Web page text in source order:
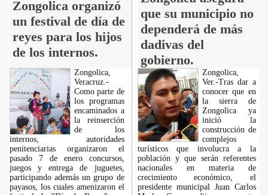
Zongolica organizó
un festival de día de
reyes para los hijos
de los internos.
que su municipio no
dependerá de más
dadivas del
gobierno.
Zongolica,
Veracruz.-
Como parte de
los programas
encaminados a
la reinserción
de los
internos, autoridades
penitenciarias organizaron el
pasado 7 de enero concursos,
juegos y entrega de juguetes,
participando además un grupo de
payasos, los cuales amenizaron el
Zongolica,
Ver.-Tras dar a
conocer que en
la sierra de
Zongolica ya
inició la
construcción de
complejos
turísticos que involucra a la
población y que serán referentes
nacionales en materia de
crecimiento económico, el
presidente municipal Juan Carlos